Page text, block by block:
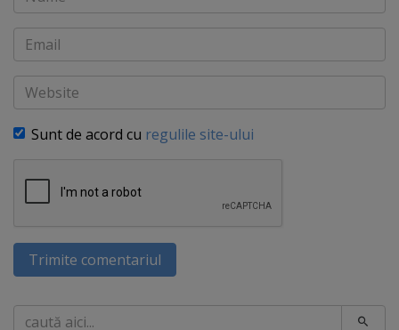
Email
Website
Sunt de acord cu regulile site-ului
Trimite comentariul
Caută